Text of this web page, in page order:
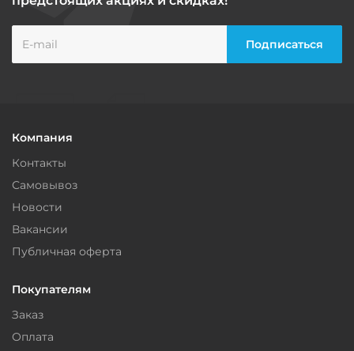
Компания
Контакты
Самовывоз
Новости
Вакансии
Публичная оферта
Покупателям
Заказ
Оплата